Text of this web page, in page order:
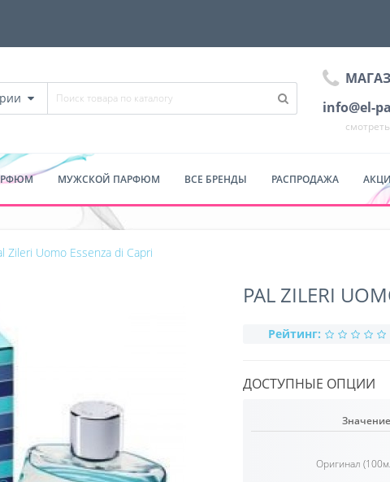
info@el-
МУЖСКОЙ ПАРФЮМ ВСЕ БРЕНДЫ РАСПРОДАЖА
Zileri Uomo Essenza di Capri
PAL ZILERI
Рейтинг:
ДОСТУПНЫЕ ОПЦИИ
Значение
Оригинал